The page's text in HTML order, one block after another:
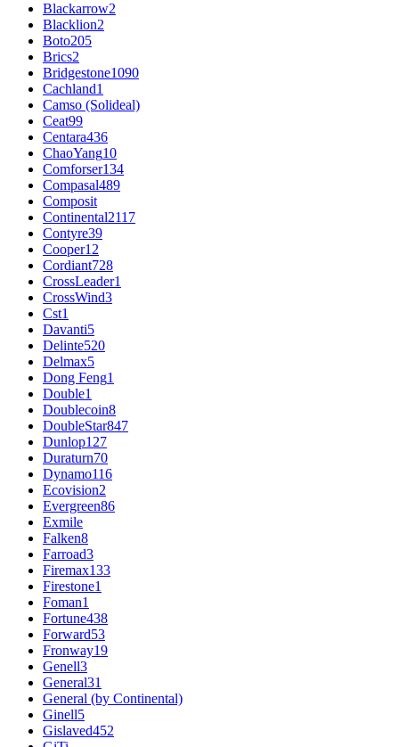
Blackarrow2
Blacklion2
Boto205
Brics2
Bridgestone1090
Cachland1
Camso (Solideal)
Ceat99
Centara436
ChaoYang10
Comforser134
Compasal489
Composit
Continental2117
Contyre39
Cooper12
Cordiant728
CrossLeader1
CrossWind3
Cst1
Davanti5
Delinte520
Delmax5
Dong Feng1
Double1
Doublecoin8
DoubleStar847
Dunlop127
Duraturn70
Dynamo116
Ecovision2
Evergreen86
Exmile
Falken8
Farroad3
Firemax133
Firestone1
Foman1
Fortune438
Forward53
Fronway19
Genell3
General31
General (by Continental)
Ginell5
Gislaved452